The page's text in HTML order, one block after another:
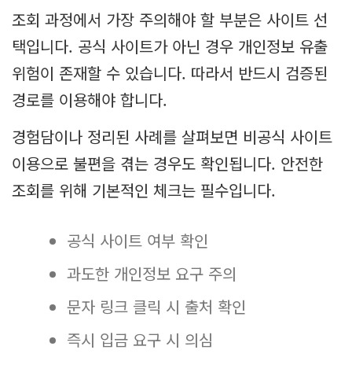
조회 과정에서 가장 주의해야 할 부분은 사이트 선
택입니다. 공식 사이트가 아닌 경우 개인정보 유출
위험이 존재할 수 있습니다. 따라서 반드시 검증된
경로를 이용해야 합니다.
경험담이나 정리된 사례를 살펴보면 비공식 사이트
이용으로 불편을 겪는 경우도 확인됩니다. 안전한
조회를 위해 기본적인 체크는 필수입니다.
공식 사이트 여부 확인
과도한 개인정보 요구 주의
문자 링크 클릭 시 출처 확인
즉시 입금 요구 시 의심